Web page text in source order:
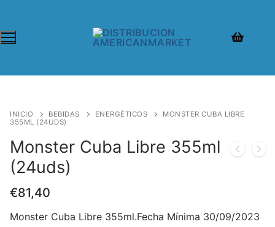
INICIO BEBIDAS ENERGÉTICOS
MONSTER CUBA LIBRE
355ML (24UDS)
Monster Cuba Libre 355ml
(24uds)
€81,40
Monster Cuba Libre 355ml.Fecha Mínima 30/09/2023